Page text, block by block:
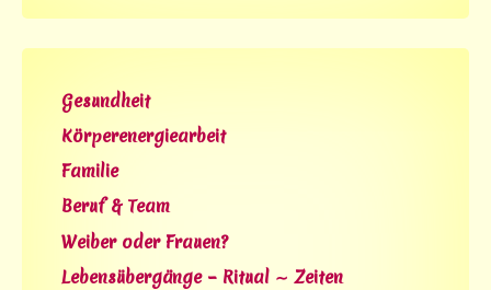
Gesundheit
Körperenergiearbeit
Familie
Beruf & Team
Weiber oder Frauen?
Lebensübergänge – Ritual ∼ Zeiten